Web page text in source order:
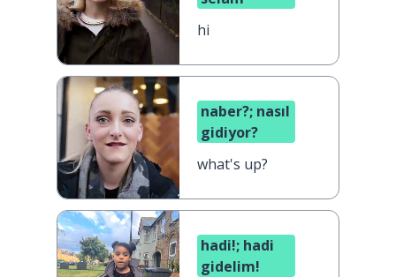
hi
naber?; nasıl
gidiyor?
what's up?
hadi!; hadi
gidelim!